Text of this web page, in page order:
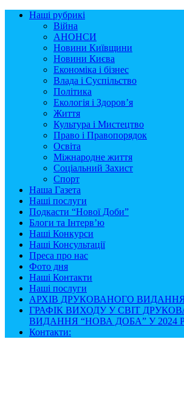
Наші рубрикі
Війна
АНОНСИ
Новини Київщини
Новини Києва
Економіка і бізнес
Влада і Суспільство
Політика
Екологія і Здоров’я
Життя
Культура і Мистецтво
Право і Правопорядок
Освіта
Міжнародне життя
Соціальний Захист
Спорт
Наша Газета
Наші послуги
Подкасти “Нової Доби”
Блоги та Інтерв’ю
Наші Конкурси
Наші Консультації
Преса про нас
Фото дня
Наші Контакти
Наші послуги
АРХІВ ДРУКОВАНОГО
ГРАФІК ВИХОДУ У СВІТ
ВИДАННЯ “НОВА ДОБА” У 2024
Контакти: